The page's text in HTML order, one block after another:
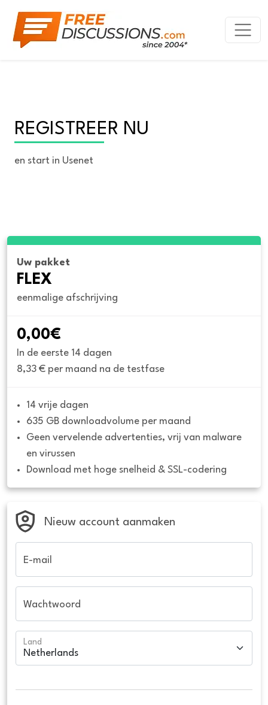
REGISTREER NU
en start in Usenet
Uw pakket
FLEX
eenmalige afschrijving
0,00€
In de eerste 14 dagen
8,33 € per maand na de testfase
14 vrije dagen
635 GB downloadvolume per maand
Geen vervelende advertenties, vrij van malware
en virussen
Download met hoge snelheid & SSL-codering
Nieuw account aanmaken
E-mail
Wachtwoord
Land